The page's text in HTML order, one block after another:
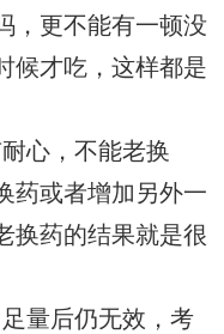
，更不能有一顿没
候才吃，这样都是
心，不能老换
药或者增加另外一
换药的结果就是很
量后仍无效，考